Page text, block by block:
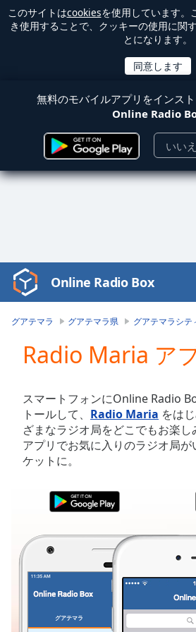
このサイトはcookiesを使用しています。
き使用することで、クッキーの使用に関
とになります。
無料のモバイルアプリをインス
Online Radio
いい
Video
Player
Video
Skip
Backward
Skip
Forward
Mute
Current
Duration-:-
0.00%
Stream
TypeLIVE
Seek to
Online Radio Box
グアテマラ グアテマラ県 グアテマラシテ
Radio Maria ア
スマートフォンにOnline Radio
トールして、 Radio Maria をは
ざまなラジオ局をどこでもお楽
アプリでお気に入りのラジオ局
ケットに。
グアテマラ